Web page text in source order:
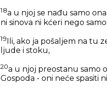
18a u njoj se nađu samo
ni sinova ni kćeri nego
19Ili, ako ja pošaljem na tu
ljude i stoku,
20a u njoj preostanu samo
Gospoda - oni neće spasiti